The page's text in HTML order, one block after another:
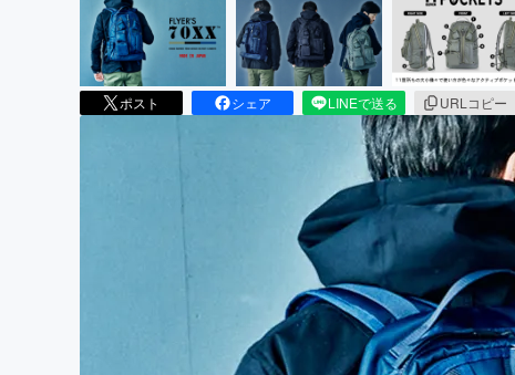
ポスト シェア LINEで送る URLコピー